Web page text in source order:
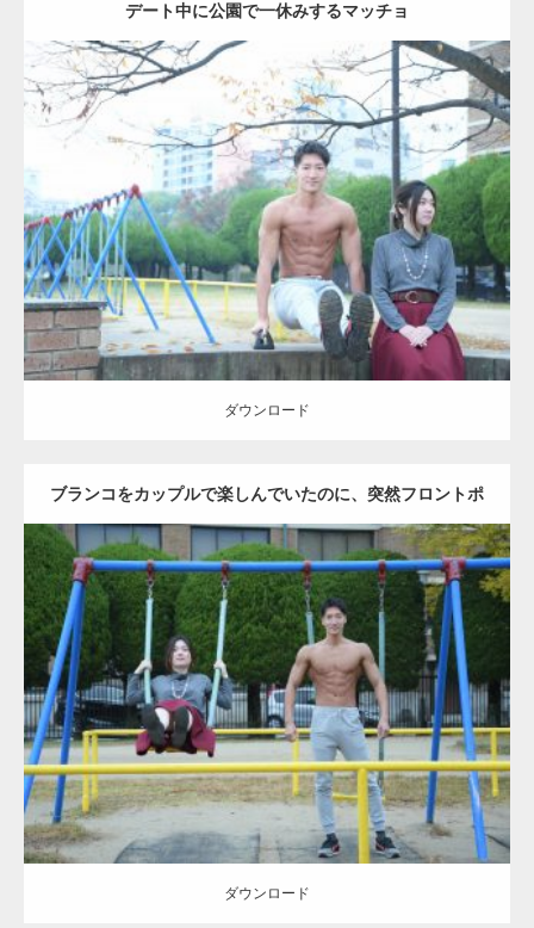
デート中に公園で一休みするマッチョ
Update:2021.07.6
Category:公園のマッチョ その他 AKIHITO(細マッチョ) 腹筋
ダウンロード
ダウンロード
ブランコをカップルで楽しんでいたのに、突然フロントポ
ーズをするマッチョ
Update: 2021.07.6
Category:公園のマッチョ その他 AKIHITO(細マッチョ) 腹筋 大胸筋
ダウンロード
ダウンロード